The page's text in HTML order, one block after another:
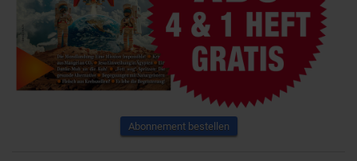
Abonnement bestellen